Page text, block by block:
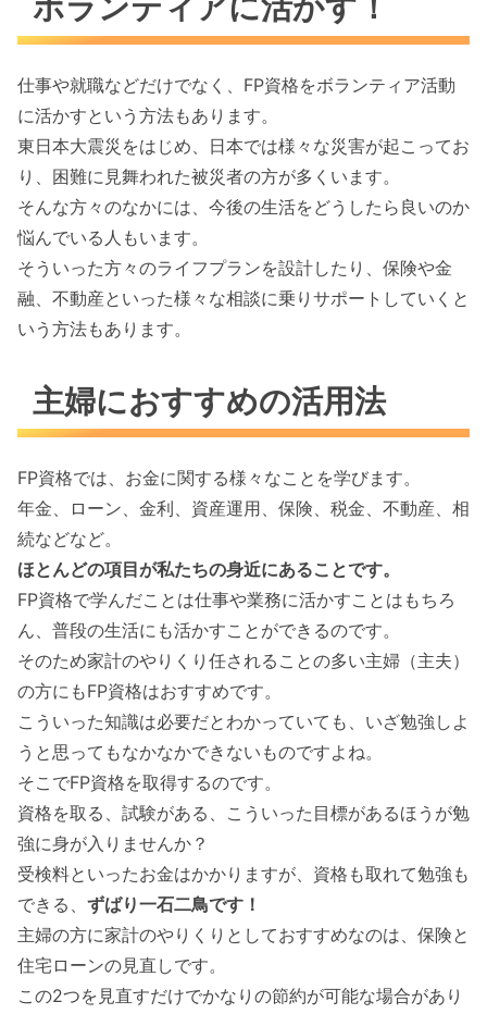
仕事や就職などだけでなく、FP資格をボランティア活動
に活かすという方法もあります。
東日本大震災をはじめ、日本では様々な災害が起こってお
り、困難に見舞われた被災者の方が多くいます。
そんな方々のなかには、今後の生活をどうしたら良いのか
悩んでいる人もいます。
そういった方々のライフプランを設計したり、保険や金
融、不動産といった様々な相談に乗りサポートしていくと
いう方法もあります。
主婦におすすめの活用法
FP資格では、お金に関する様々なことを学びます。
年金、ローン、金利、資産運用、保険、税金、不動産、相
続などなど。
ほとんどの項目が私たちの身近にあることです。
FP資格で学んだことは仕事や業務に活かすことはもちろ
ん、普段の生活にも活かすことができるのです。
そのため家計のやりくり任されることの多い主婦（主夫）
の方にもFP資格はおすすめです。
こういった知識は必要だとわかっていても、いざ勉強しよ
うと思ってもなかなかできないものですよね。
そこでFP資格を取得するのです。
資格を取る、試験がある、こういった目標があるほうが勉
強に身が入りませんか？
受検料といったお金はかかりますが、資格も取れて勉強も
できる、 ずばり一石二鳥です！
主婦の方に家計のやりくりとしておすすめなのは、保険と
住宅ローンの見直しです。
この2つを見直すだけでかなりの節約が可能な場合があり